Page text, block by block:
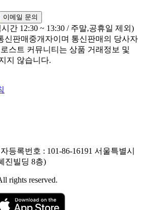
이메일 문의
간 12:30 ~ 13:30 / 주말,공휴일 제외)
신판매중개자이며 통신판매의 당사자
스트 커뮤니티는 상품 거래정보 및
지 않습니다.
등록번호 : 101-86-16191 서울특별시
진빌딩 8층)
rights reserved.